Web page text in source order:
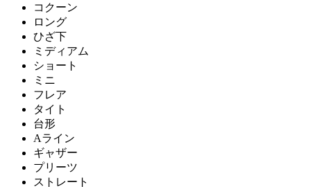
コクーン
ロング
ひざ下
ミディアム
ショート
ミニ
フレア
タイト
台形
Aライン
ギャザー
プリーツ
ストレート